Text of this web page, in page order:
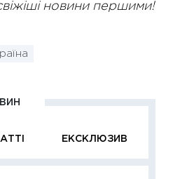
новини першими!
ЕКСКЛЮЗИВ